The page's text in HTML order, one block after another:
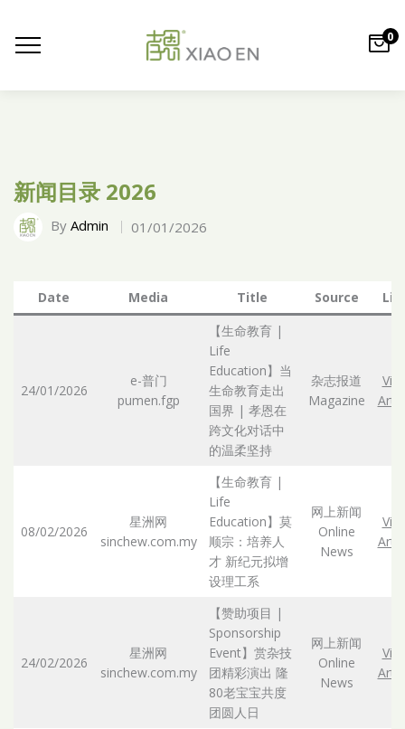
0
新闻目录 2026
By Admin 01/01/2026
Date Media Title Source
24/01/2026
e-普门
pumen.fgp
【生命教育 |
Life
Education】当
生命教育走出
国界 | 孝恩在
跨文化对话中
的温柔坚持
杂志报道
Magazine
08/02/2026
星洲网
sinchew.com.my
【生命教育 |
Life
Education】莫
顺宗：培养人
才 新纪元拟增
设理工系
网上新闻
Online
News
24/02/2026
星洲网
sinchew.com.my
【赞助项目 |
Sponsorship
Event】赏杂技
团精彩演出 隆
80老宝宝共度
团圆人日
网上新闻
Online
News